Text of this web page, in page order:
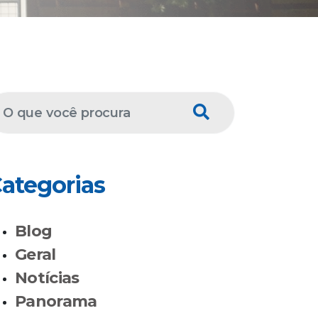
Blog
Geral
Notícias
Panorama